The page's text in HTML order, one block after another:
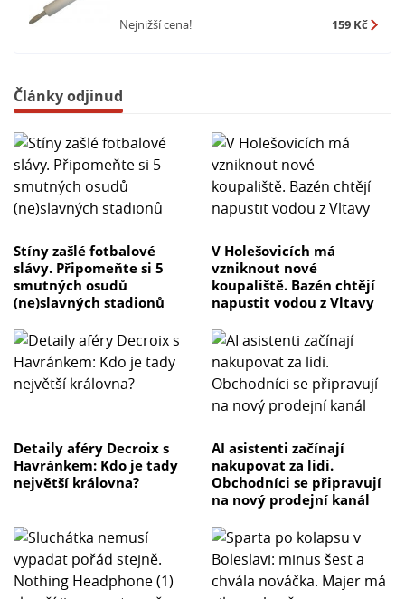
Nejnižší cena! 159 Kč
Články odjinud
Stíny zašlé fotbalové
slávy. Připomeňte si 5
smutných osudů
(ne)slavných stadionů
V Holešovicích má
vzniknout nové
koupaliště. Bazén chtějí
napustit vodou z Vltavy
Detaily aféry Decroix s
Havránkem: Kdo je tady
největší královna?
AI asistenti začínají
nakupovat za lidi.
Obchodníci se připravují
na nový prodejní kanál